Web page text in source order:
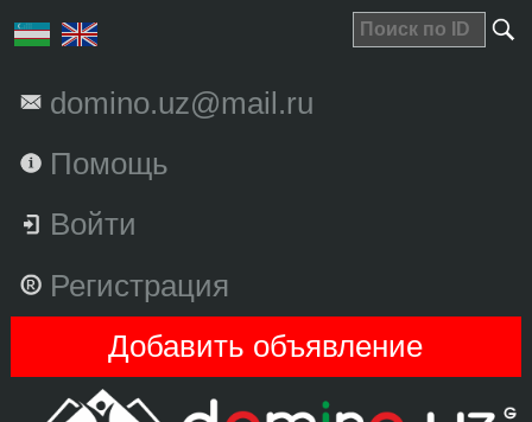
domino.uz@mail.ru
Помощь
Войти
Регистрация
Добавить объявление